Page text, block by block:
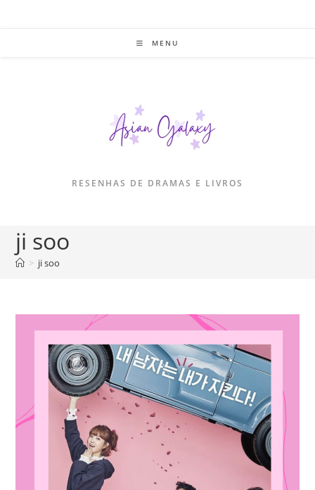
MENU
RESENHAS DE DRAMAS E LIVROS
ji soo
> ji soo